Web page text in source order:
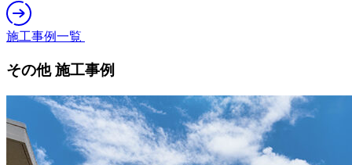
施工事例一覧
その他 施工事例